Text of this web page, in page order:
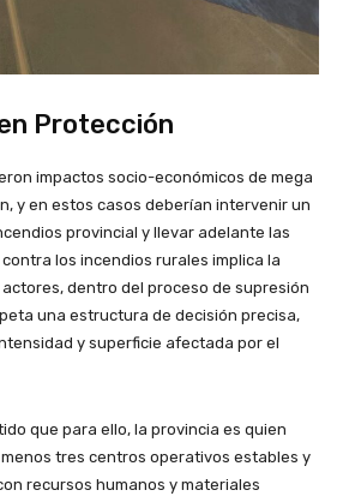
Protección
impactos socio-económicos de mega
y en estos casos deberían intervenir un
provincial y llevar adelante las
los incendios rurales implica la
dentro del proceso de supresión
una estructura de decisión precisa,
y superficie afectada por el
que para ello, la provincia es quien
tres centros operativos estables y
recursos humanos y materiales